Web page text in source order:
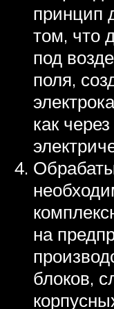
принцип
том, что
под
поля,
как
на
блоков,